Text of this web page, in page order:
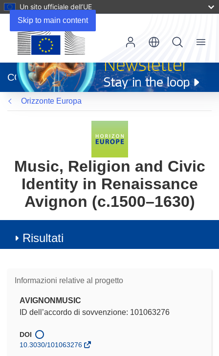
Skip to main content
Un sito ufficiale dell’UE
apre
in
una
nuova
finestra)
CORDIS
Menu
Orizzonte Europa
Music, Religion and Civic
Identity in Renaissance
Avignon (c.1500–1630)
Risultati
Informazioni relative al progetto
AVIGNONMUSIC
ID dell’accordo di sovvenzione: 101063276
DOI
10.3030/101063276